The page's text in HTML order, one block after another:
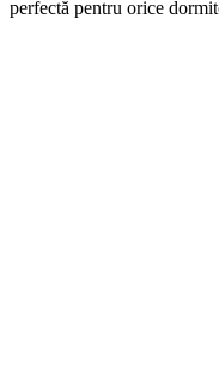
perfectă pentru orice